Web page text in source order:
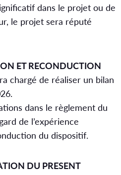
dans le projet ou de
le projet sera réputé
ET RECONDUCTION
chargé de réaliser un bilan
dans le règlement du
de l’expérience
du dispositif.
DU PRESENT